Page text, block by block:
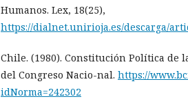
Humanos. Lex, 18(25),
https://dialnet.unirioja.es/descarga/
Chile. (1980). Constitución Política de
del Congreso Nacio-nal. https://
idNorma=242302